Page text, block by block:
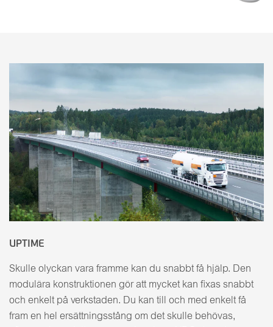
UPTIME
Skulle olyckan vara framme kan du snabbt få hjälp. Den
modulära konstruktionen gör att mycket kan fixas snabbt
och enkelt på verkstaden. Du kan till och med enkelt få
fram en hel ersättningsstång om det skulle behövas,